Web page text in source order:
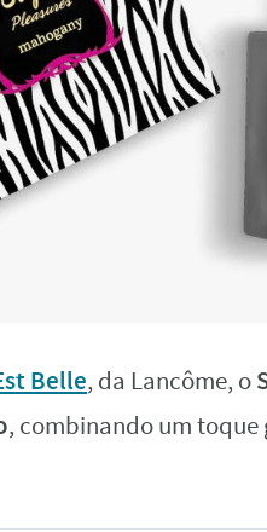
Belle, da Lancôme, o
, combinando um